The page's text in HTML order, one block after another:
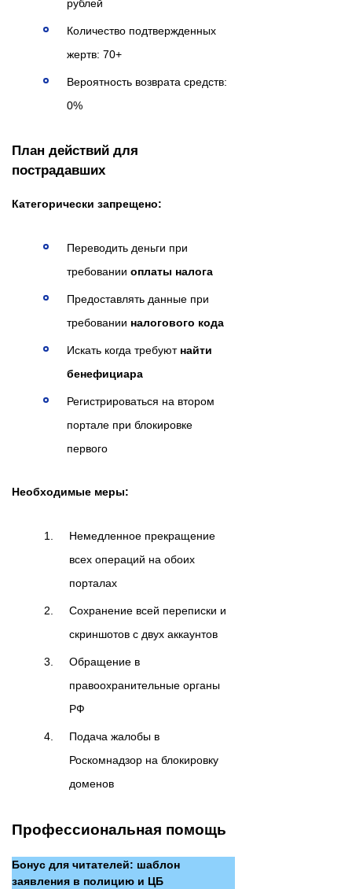
рублей
Количество подтвержденных
жертв: 70+
Вероятность возврата средств:
0%
План действий для
пострадавших
Категорически запрещено:
Переводить деньги при
требовании оплаты налога
Предоставлять данные при
требовании налогового кода
Искать когда требуют найти
бенефициара
Регистрироваться на втором
портале при блокировке
первого
Необходимые меры:
Немедленное прекращение
всех операций на обоих
порталах
Сохранение всей переписки и
скриншотов с двух аккаунтов
Обращение в
правоохранительные органы
РФ
Подача жалобы в
Роскомнадзор на блокировку
доменов
Профессиональная помощь
Бонус для читателей: шаблон
заявления в полицию и ЦБ